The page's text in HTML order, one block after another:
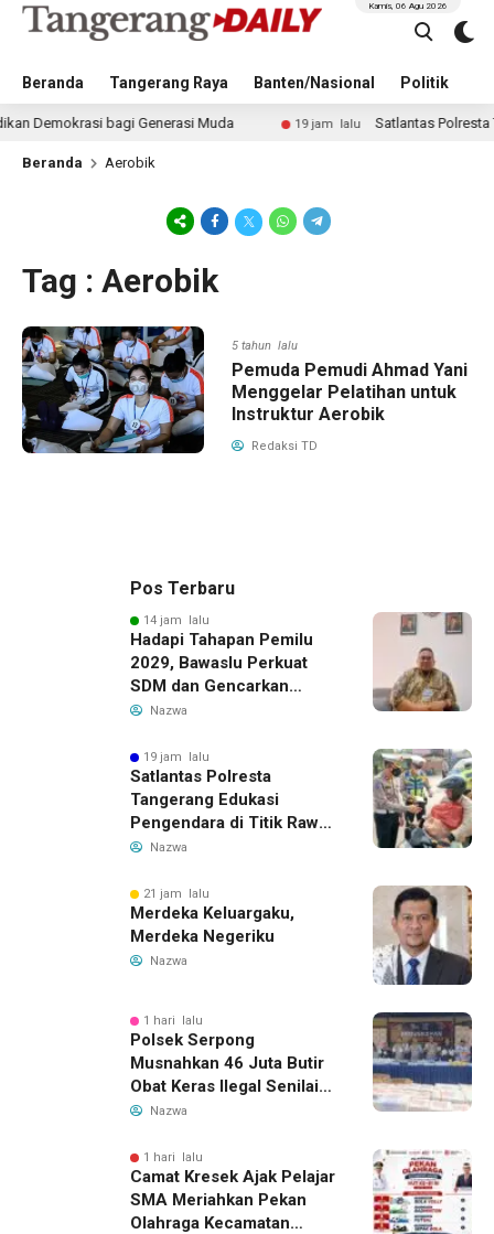
Beranda Tangerang Raya Banten/Nasional Politik
Kamis, 06 Agu 2026
bagi Generasi Muda 19 jam lalu Satlantas Polresta
Beranda Aerobik
Tag : Aerobik
5 tahun lalu
Pemuda Pemudi Ahmad Yani
Menggelar Pelatihan untuk
Instruktur Aerobik
Redaksi TD
Pos Terbaru
14 jam lalu
Hadapi Tahapan Pemilu
2029, Bawaslu Perkuat
SDM dan Gencarkan
Pendidikan Demokrasi
Nazwa
19 jam lalu
Satlantas Polresta
Tangerang Edukasi
Pengendara di Titik Rawan
Kecelakaan Lewat
Nazwa
21 jam lalu
Merdeka Keluargaku,
Merdeka Negeriku
Nazwa
1 hari lalu
Polsek Serpong
Musnahkan 46 Juta Butir
Obat Keras Ilegal Senilai
Rp230 Miliar
Nazwa
1 hari lalu
Camat Kresek Ajak Pelajar
SMA Meriahkan Pekan
Olahraga Kecamatan